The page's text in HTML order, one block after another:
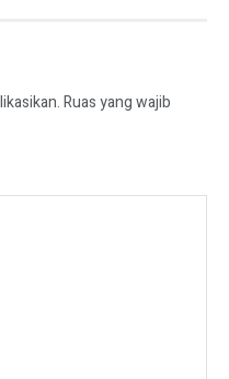
Ruas yang wajib